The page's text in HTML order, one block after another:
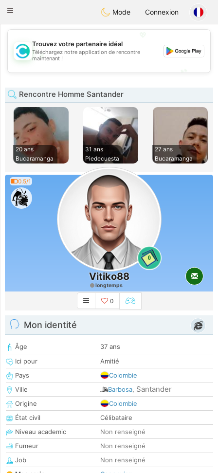
olombiaCitas
Toggle
Mode Connexion
💖
💕
Trouvez votre partenaire idéal
Téléchargez notre application de rencontre
maintenant !
Rencontre Homme Santander
20 ans
Bucaramanga
31 ans
Piedecuesta
27 ans
Bucaramanga
0.5/1
0
Vitiko88
longtemps
0
Mon identité
Âge
37 ans
Ici pour
Amitié
Pays
Colombie
Ville
Barbosa, Santander
Origine
Colombie
État civil
Célibataire
Niveau academic
Non renseigné
Fumeur
Non renseigné
Job
Non renseigné